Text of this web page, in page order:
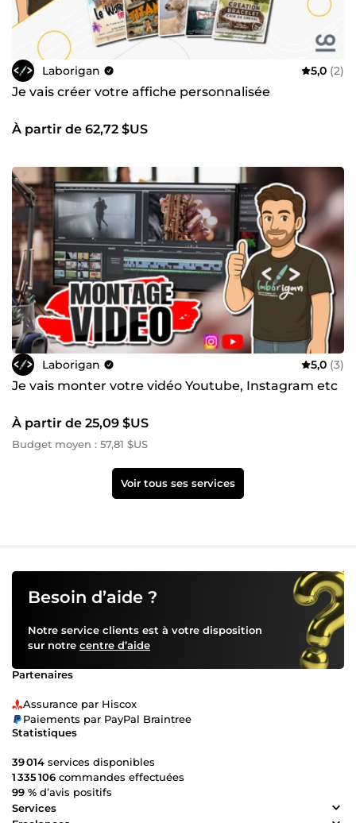
Laborigan 5,0 (2)
Je vais créer votre affiche personnalisée
À partir de 62,72 $US
Laborigan 5,0 (3)
Je vais monter votre vidéo Youtube, Instagram etc
À partir de 25,09 $US
Budget moyen : 57,81 $US
Voir tous ses services
Besoin d’aide ?
Notre service clients est à votre disposition
sur notre centre d’aide
Partenaires
Assurance par Hiscox
Paiements par PayPal Braintree
Statistiques
39 014 services disponibles
1 335 106 commandes effectuées
99 % d’avis positifs
Services